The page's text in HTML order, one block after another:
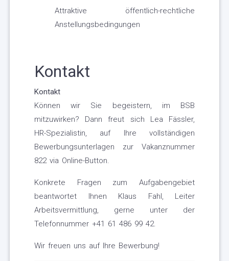
Attraktive öffentlich-rechtliche
Anstellungsbedingungen
Kontakt
Kontakt
Können wir Sie begeistern, im BSB
mitzuwirken? Dann freut sich Lea Fässler,
HR-Spezialistin, auf Ihre vollständigen
Bewerbungsunterlagen zur Vakanznummer
822 via Online-Button.
Konkrete Fragen zum Aufgabengebiet
beantwortet Ihnen Klaus Fahl, Leiter
Arbeitsvermittlung, gerne unter der
Telefonnummer +41 61 486 99 42.
Wir freuen uns auf Ihre Bewerbung!